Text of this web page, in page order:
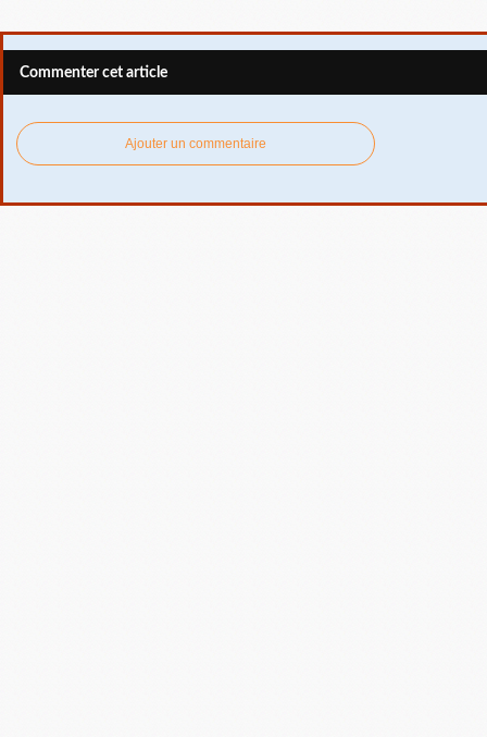
Commenter cet article
Ajouter un commentaire